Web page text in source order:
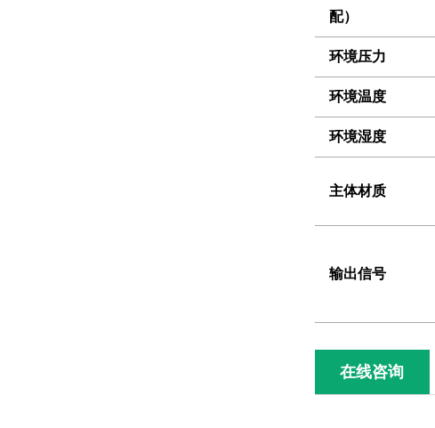
配）
环境压力
环境温度
环境湿度
主体材质
输出信号
在线咨询